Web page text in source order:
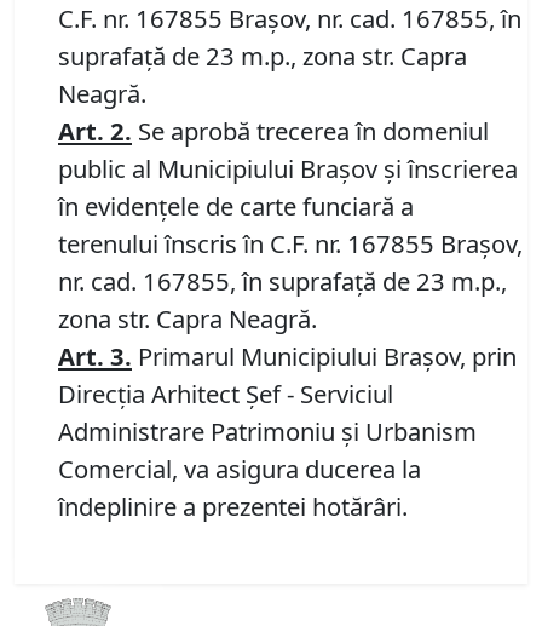
C.F. nr. 167855 Brașov, nr. cad. 167855, în
suprafață de 23 m.p., zona str. Capra
Neagră.
Art. 2. Se aprobă trecerea în domeniul
public al Municipiului Braşov şi înscrierea
în evidenţele de carte funciară a
terenului înscris în C.F. nr. 167855 Brașov,
nr. cad. 167855, în suprafață de 23 m.p.,
zona str. Capra Neagră.
Art. 3. Primarul Municipiului Braşov, prin
Direcţia Arhitect Şef - Serviciul
Administrare Patrimoniu şi Urbanism
Comercial, va asigura ducerea la
îndeplinire a prezentei hotărâri.